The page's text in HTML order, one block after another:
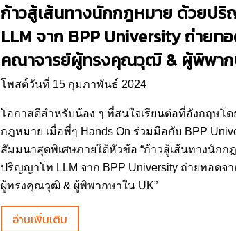
ก้าวสู้เส้นทางนักกฎหมาย ด้วยป
LLM จาก BPP University ถ่ายท
คณาจารย์ผู้ทรงคุณวุฒิ & ผู้พิพาก
โพสต์วันที่ 15 กุมภาพันธ์ 2024
โอกาสดีสำหรับน้อง ๆ ที่สนใจเรียนต่อที่อังกฤษโด
กฎหมาย เมื่อพี่ๆ Hands On ร่วมมือกับ BPP
สัมมนาสุดพิเศษภายใต้หัวข้อ “ก้าวสู้เส้นทางนักก
ปริญญาโท LLM จาก BPP University ถ่ายทอดจ
ผู้ทรงคุณวุฒิ & ผู้พิพากษาใน UK”
อ่านเพิ่มเติม